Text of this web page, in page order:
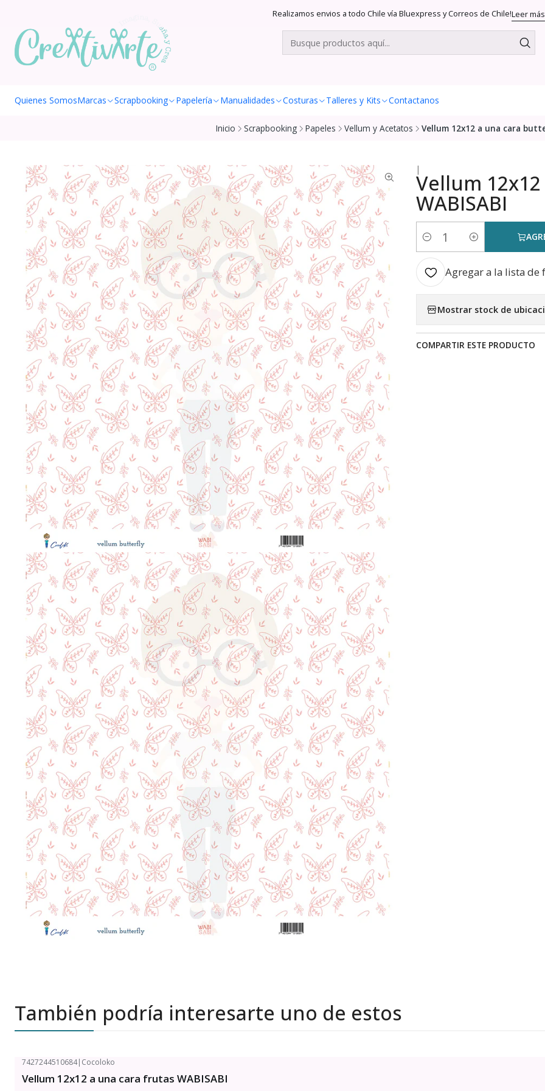
Quienes SomosMarcas Scrapbooking Papelería Manualidades Costuras Talleres y Kits Contactanos
Realizamos envios a todo Chile vía Bluexpress y Correos de Chile!Leer más
Inicio Scrapbooking Papeles Vellum y Acetatos Vellum 12x12 a una cara
|
Vellum
WABISABI
Cantidad
Agregar a la lista de
Mostrar stock de
COMPARTIR ESTE PRODUCTO
También podría interesarte uno de estos
7427244510684| Cocoloko
Vellum 12x12 a una cara frutas WABISABI